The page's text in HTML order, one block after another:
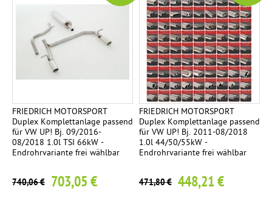
FRIEDRICH MOTORSPORT
Duplex Komplettanlage passend
für VW UP! Bj. 09/2016-
08/2018 1.0l TSI 66kW -
Endrohrvariante frei wählbar
740,06 € 703,05 €
FRIEDRICH MOTORSPORT
Duplex Komplettanlage passend
für VW UP! Bj. 2011-08/2018
1.0l 44/50/55kW -
Endrohrvariante frei wählbar
471,80 € 448,21 €